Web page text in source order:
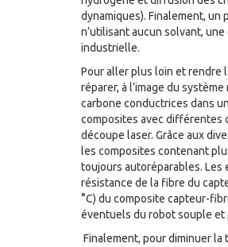
dynamiques). Finalement, un
n’utilisant aucun solvant,
industrielle.
Pour aller plus loin et rendre
réparer, à l’image du
carbone conductrices dans
composites avec différentes
découpe laser. Grâce aux
les composites contenant
toujours autoréparables. Les
résistance de la fibre du
°C) du composite capteur-
éventuels du robot souple et
Finalement, pour diminuer